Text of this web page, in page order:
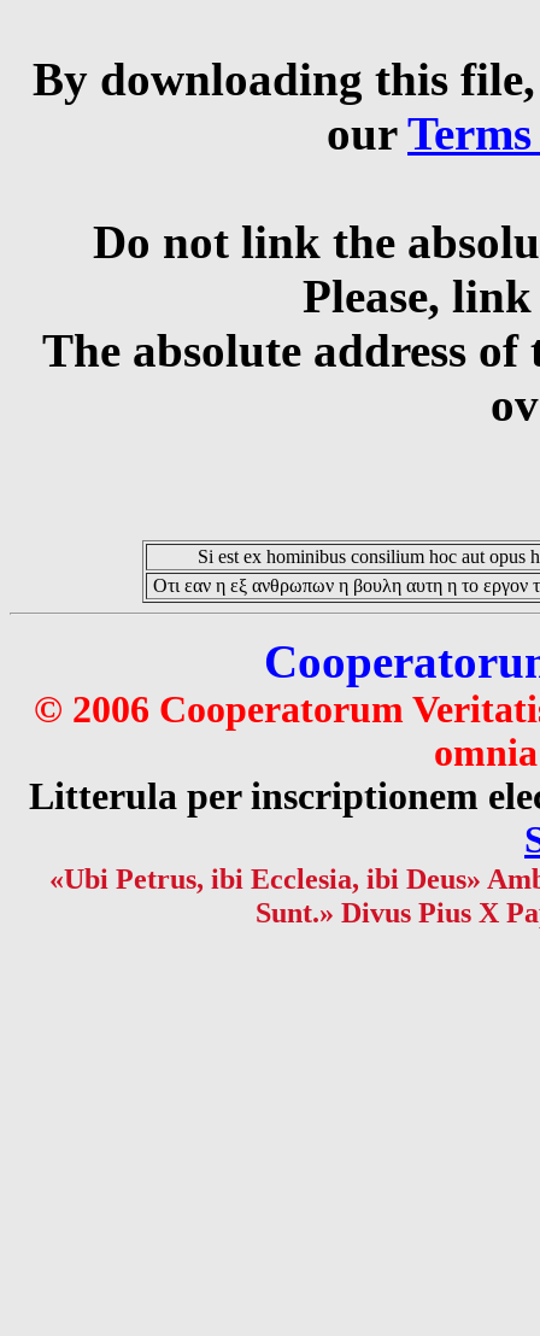
By downloading this
our
Do not link the
Please,
The absolute address
Si est ex hominibus consilium hoc aut opus
Οτι εαν η εξ ανθρωπων η βουλη αυτη η το εργον
© 2006 Cooperatorum
Litterula per inscriptionem
«Ubi Petrus, ibi Ecclesia, ibi Deus»
Sunt.» Divus Pius X